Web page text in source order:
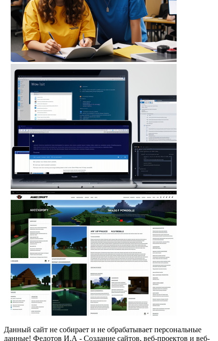
Данный сайт не собирает и не обрабатывает персональные
данные! Федотов И.А - Создание сайтов, веб-проектов и веб-